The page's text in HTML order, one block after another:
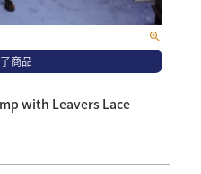
商品
with Leavers Lace